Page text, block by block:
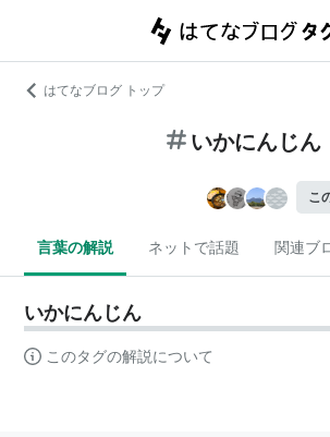
はてなブログ トップ
いかにんじん
こ
言葉の解説 ネットで話題 関連ブ
いかにんじん
このタグの解説について